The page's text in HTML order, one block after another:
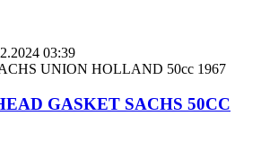
03:39
UNION HOLLAND 50cc 1967
GASKET SACHS 50CC